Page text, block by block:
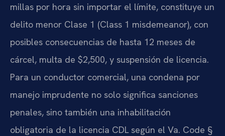
millas por hora sin importar el límite, constituye un
delito menor Clase 1 (Class 1 misdemeanor), con
posibles consecuencias de hasta 12 meses de
cárcel, multa de $2,500, y suspensión de licencia.
Para un conductor comercial, una condena por
manejo imprudente no solo significa sanciones
penales, sino también una inhabilitación
obligatoria de la licencia CDL según el Va. Code §